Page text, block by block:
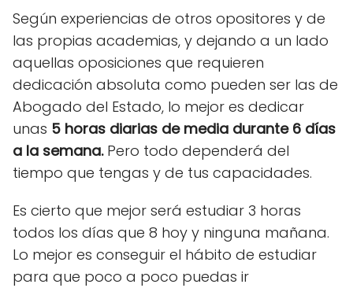
Según experiencias de otros opositores y de
las propias academias, y dejando a un lado
aquellas oposiciones que requieren
dedicación absoluta como pueden ser las de
Abogado del Estado, lo mejor es dedicar
unas 5 horas diarias de media durante 6 días
a la semana.Pero todo dependerá del
tiempo que tengas y de tus capacidades.
Es cierto que mejor será estudiar 3 horas
todos los días que 8 hoy y ninguna mañana.
Lo mejor es conseguir el hábito de estudiar
para que poco a poco puedas ir